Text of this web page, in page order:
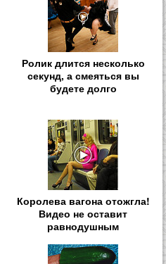
Ролик длится несколько
секунд, а смеяться вы
будете долго
Королева вагона отожгла!
Видео не оставит
равнодушным